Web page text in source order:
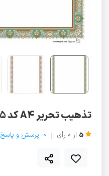
تذهیب تحریر A4 کد 1015
5 از 0 رأی 0 پرسش و پاسخ